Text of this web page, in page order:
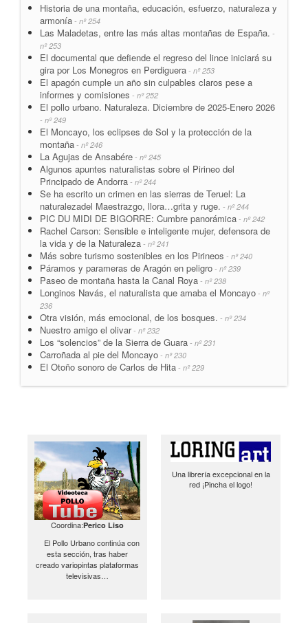
Historia de una montaña, educación, esfuerzo, naturaleza y
armonía - nº 254
Las Maladetas, entre las más altas montañas de España. -
nº 253
El documental que defiende el regreso del lince iniciará su
gira por Los Monegros en Perdiguera - nº 253
El apagón cumple un año sin culpables claros pese a
informes y comisiones - nº 252
El pollo urbano. Naturaleza. Diciembre de 2025-Enero 2026
- nº 249
El Moncayo, los eclipses de Sol y la protección de la
montaña - nº 246
La Agujas de Ansabére - nº 245
Algunos apuntes naturalistas sobre el Pirineo del
Principado de Andorra - nº 244
Se ha escrito un crimen en las sierras de Teruel: La
naturalezadel Maestrazgo, llora…grita y ruge. - nº 244
PIC DU MIDI DE BIGORRE: Cumbre panorámica - nº 242
Rachel Carson: Sensible e inteligente mujer, defensora de
la vida y de la Naturaleza - nº 241
Más sobre turismo sostenibles en los Pirineos - nº 240
Páramos y parameras de Aragón en peligro - nº 239
Paseo de montaña hasta la Canal Roya - nº 238
Longinos Navás, el naturalista que amaba el Moncayo - nº
236
Otra visión, más emocional, de los bosques. - nº 234
Nuestro amigo el olivar- nº 232
Los “solencios” de la Sierra de Guara - nº 231
Carroñada al pie del Moncayo - nº 230
El Otoño sonoro de Carlos de Hita - nº 229
Coordina:Perico Liso
El Pollo Urbano continúa con
esta sección, tras haber
creado variopintas plataformas
televisivas…
Una librería excepcional en la
red ¡Pincha el logo!